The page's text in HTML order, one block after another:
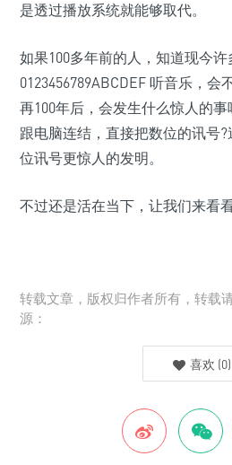
是透过播放系统就能够取代。
如果100多年前的人，知道现今
0123456789ABCDEF 听音乐，会
再100年后，会发生什么惊人的
跟电脑连结，直接把数位的讯号?
位讯号更惊人的发明。
不过还是活在当下，让我们来看
转载文章，版权归作者所有，转载
源：
喜欢 (0)